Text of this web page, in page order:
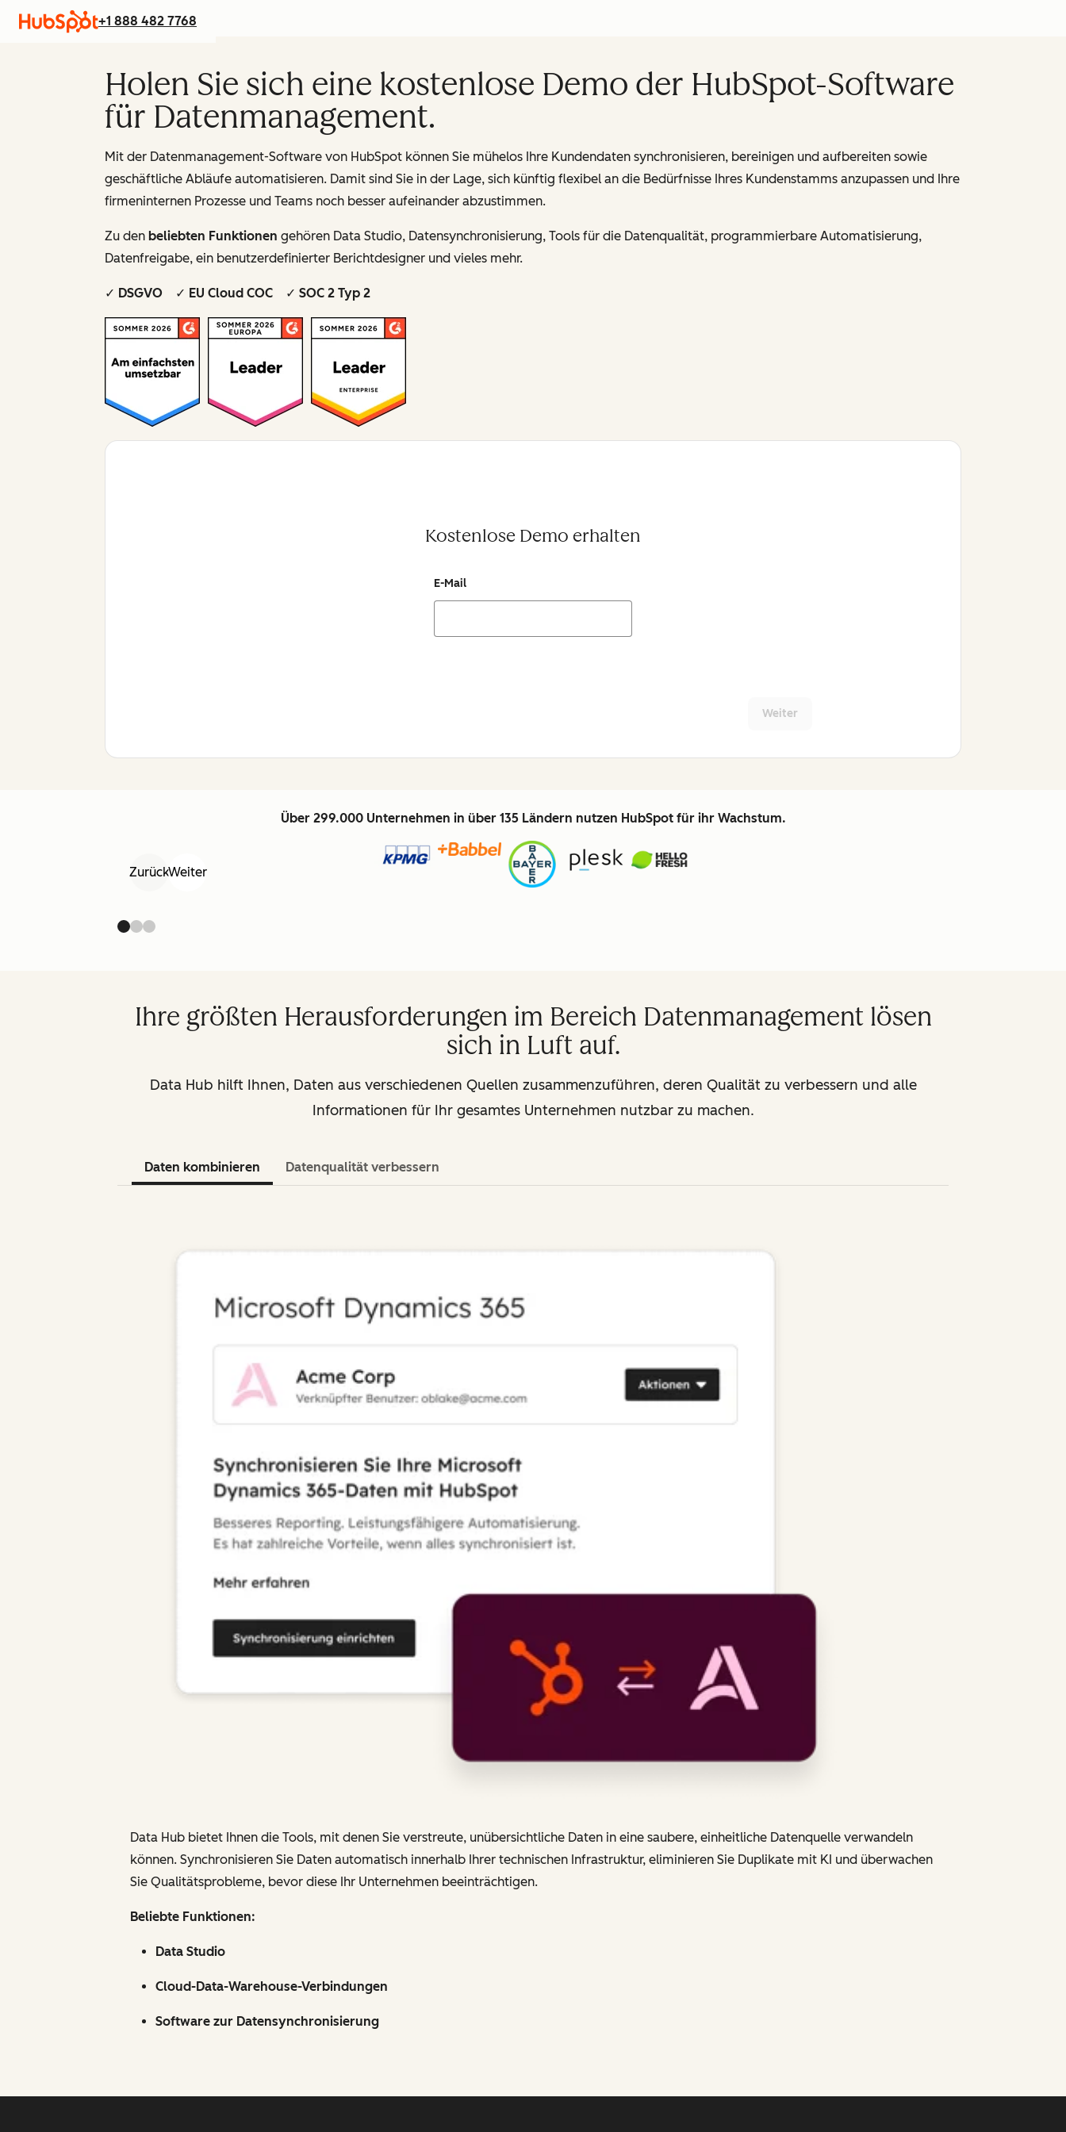
+1 888 482 7768
Holen Sie sich eine kostenlose Demo der HubSpot-Software
für Datenmanagement.
Mit der Datenmanagement-Software von HubSpot können Sie mühelos Ihre Kundendaten synchronisieren, bereinigen und aufbereiten sowie
geschäftliche Abläufe automatisieren. Damit sind Sie in der Lage, sich künftig flexibel an die Bedürfnisse Ihres Kundenstamms anzupassen und Ihre
firmeninternen Prozesse und Teams noch besser aufeinander abzustimmen.
Zu den beliebten Funktionen gehören Data Studio, Datensynchronisierung, Tools für die Datenqualität, programmierbare Automatisierung,
Datenfreigabe, ein benutzerdefinierter Berichtdesigner und vieles mehr.
✓ DSGVO ✓ EU Cloud COC ✓ SOC 2 Typ 2
Kostenlose Demo erhalten
E-Mail
Weiter
Über 299.000 Unternehmen in über 135 Ländern nutzen HubSpot für ihr Wachstum.
ZurückWeiter
Ihre größten Herausforderungen im Bereich Datenmanagement lösen
sich in Luft auf.
Data Hub hilft Ihnen, Daten aus verschiedenen Quellen zusammenzuführen, deren Qualität zu verbessern und alle
Informationen für Ihr gesamtes Unternehmen nutzbar zu machen.
Daten kombinieren Datenqualität verbessern
Data Hub bietet Ihnen die Tools, mit denen Sie verstreute, unübersichtliche Daten in eine saubere, einheitliche Datenquelle verwandeln
können. Synchronisieren Sie Daten automatisch innerhalb Ihrer technischen Infrastruktur, eliminieren Sie Duplikate mit KI und überwachen
Sie Qualitätsprobleme, bevor diese Ihr Unternehmen beeinträchtigen.
Beliebte Funktionen:
Data Studio
Cloud-Data-Warehouse-Verbindungen
Software zur Datensynchronisierung